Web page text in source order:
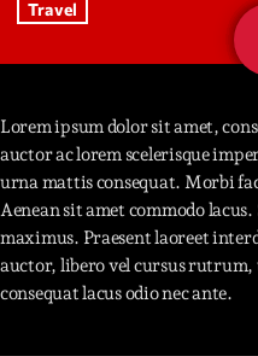
Featured
Music Industry
Events
Blog
Blog Masonry
Blog No Sidebar
Blog Sidebar
Podcasts
Charts
Travel
Lorem ipsum dolor sit amet,
auctor ac lorem scelerisque
urna mattis consequat. Morbi
Aenean sit amet commodo
maximus. Praesent laoreet
auctor, libero vel cursus
consequat lacus odio nec ante.